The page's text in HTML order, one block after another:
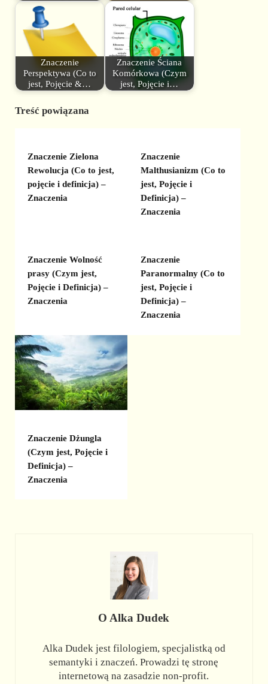
Znaczenie
Perspektywa (Co to
jest, Pojęcie &…
Znaczenie Ściana
Komórkowa (Czym
jest, Pojęcie i…
Treść powiązana
Znaczenie Zielona
Rewolucja (Co to jest,
pojęcie i definicja) –
Znaczenia
Znaczenie
Malthusianizm (Co to
jest, Pojęcie i
Definicja) –
Znaczenia
Znaczenie Wolność
prasy (Czym jest,
Pojęcie i Definicja) –
Znaczenia
Znaczenie
Paranormalny (Co to
jest, Pojęcie i
Definicja) –
Znaczenia
Znaczenie Dżungla
(Czym jest, Pojęcie i
Definicja) –
Znaczenia
O Alka Dudek
Alka Dudek jest filologiem, specjalistką od
semantyki i znaczeń. Prowadzi tę stronę
internetową na zasadzie non-profit.